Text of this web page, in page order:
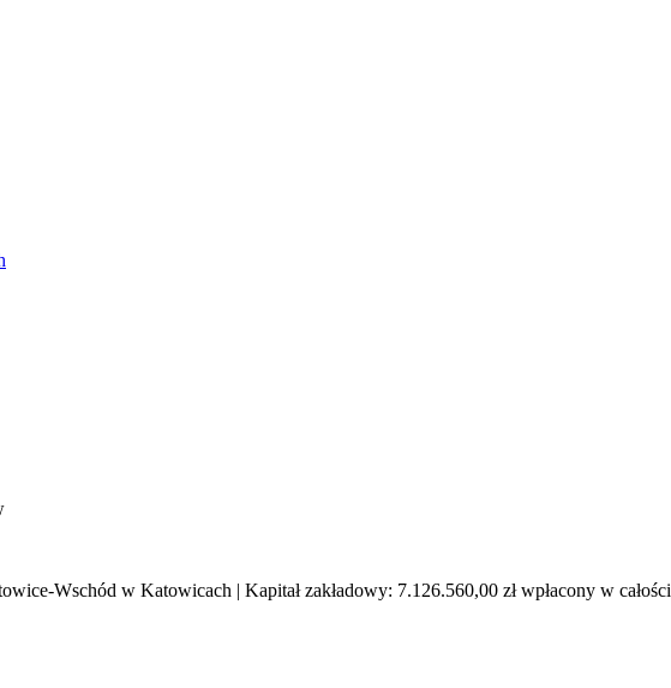
Wschód w Katowicach | Kapitał zakładowy: 7.126.560,00 zł wpłacony w całości